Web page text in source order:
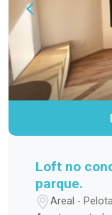
lazer. Agende
incrível
Loft no
parque.
Areal -